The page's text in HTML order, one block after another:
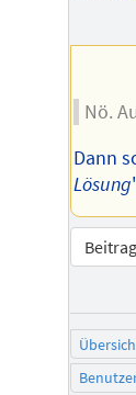
Nö.
Dann
Lösung